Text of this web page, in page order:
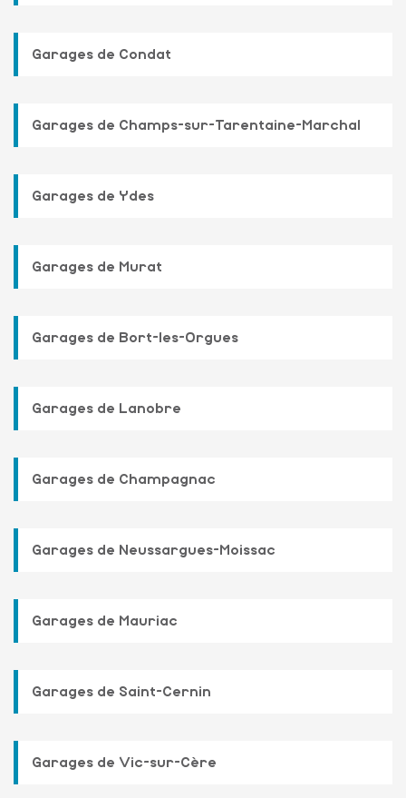
Garages de Condat
Garages de Champs-sur-Tarentaine-Marchal
Garages de Ydes
Garages de Murat
Garages de Bort-les-Orgues
Garages de Lanobre
Garages de Champagnac
Garages de Neussargues-Moissac
Garages de Mauriac
Garages de Saint-Cernin
Garages de Vic-sur-Cère